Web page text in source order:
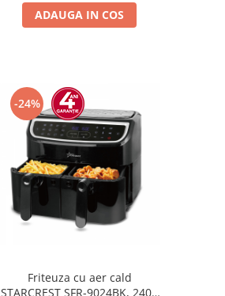
ADAUGA IN COS
-24%
Friteuza cu aer cald
STARCREST SFR-9024BK, 2400